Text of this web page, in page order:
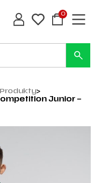
0
Produkty>
Junior –